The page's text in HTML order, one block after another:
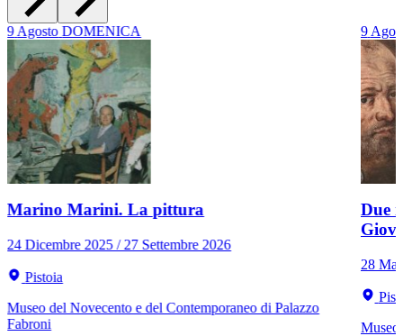
9Agosto DOMENICA
Marino Marini. La pittura
24 Dicembre 2025 / 27 Settembre 2026
Pistoia
Museo del Novecento e del Contemporaneo di Palazzo
Fabroni
9
Due
28
Museo